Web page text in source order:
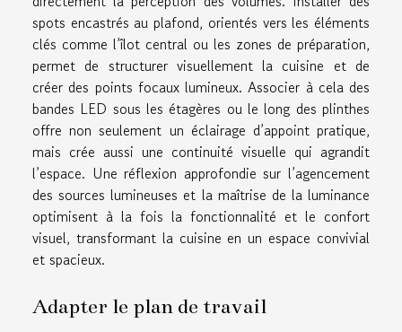
spots encastrés au plafond, orientés vers les éléments
clés comme l’îlot central ou les zones de préparation,
permet de structurer visuellement la cuisine et de
créer des points focaux lumineux. Associer à cela des
bandes LED sous les étagères ou le long des plinthes
offre non seulement un éclairage d’appoint pratique,
mais crée aussi une continuité visuelle qui agrandit
l’espace. Une réflexion approfondie sur l’agencement
des sources lumineuses et la maîtrise de la luminance
optimisent à la fois la fonctionnalité et le confort
visuel, transformant la cuisine en un espace convivial
et spacieux.
Adapter le plan de travail